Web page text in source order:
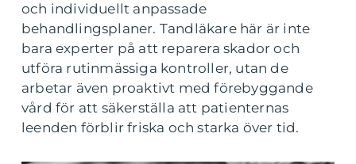
och individuellt anpassade
behandlingsplaner. Tandläkare här är inte
bara experter på att reparera skador och
utföra rutinmässiga kontroller, utan de
arbetar även proaktivt med förebyggande
vård för att säkerställa att patienternas
leenden förblir friska och starka över tid.